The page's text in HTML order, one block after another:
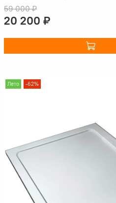
59 000 ₽
20 200 ₽
Лето -62%